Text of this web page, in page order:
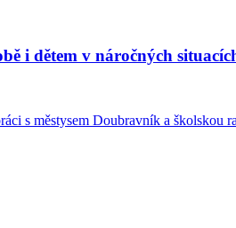
i dětem v náročných
s městysem Doubravník a školskou